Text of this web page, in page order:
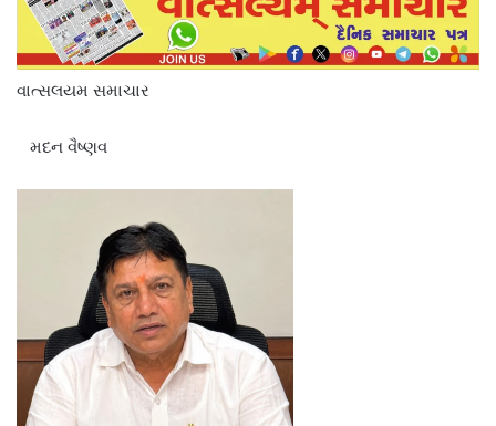
વાત્સલયમ સમાચાર
મદન વૈષ્ણવ